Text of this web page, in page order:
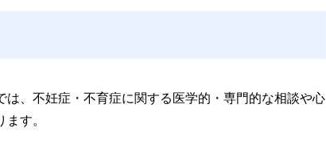
、不妊症・不育症に関する医学的・専門的な相談や心
す。